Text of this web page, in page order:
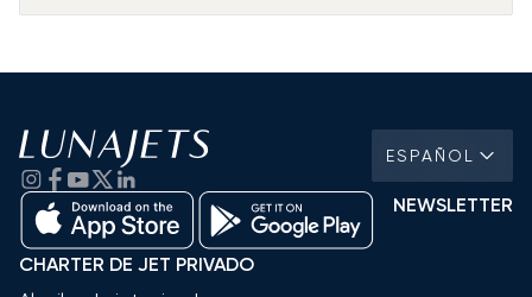
ESPAÑOL
NEWSLETTER
CHARTER DE JET PRIVADO